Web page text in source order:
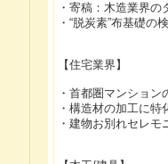
・寄稿：木造業界
・“脱炭素”布基礎の
【住宅業界】
・首都圏マンション
・構造材の加工に特
・建物お別れセレモ